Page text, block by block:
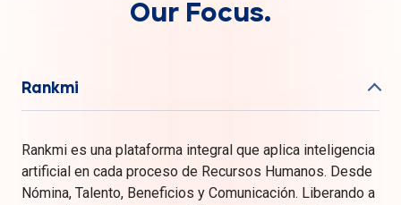
Our Focus.
Rankmi
Rankmi es una plataforma integral que aplica inteligencia
artificial en cada proceso de Recursos Humanos. Desde
Nómina, Talento, Beneficios y Comunicación. Liberando a